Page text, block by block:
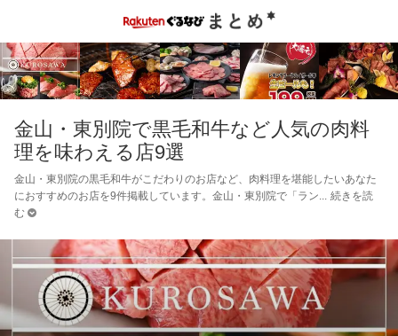
金山・東別院で黒毛和牛など人気の肉料
理を味わえる店9選
金山・東別院の黒毛和牛がこだわりのお店など、肉料理を堪能したいあなた
におすすめのお店を9件掲載しています。金山・東別院で「ラン
続きを読
む